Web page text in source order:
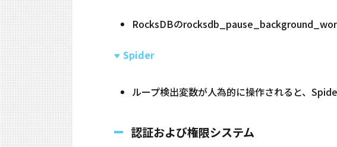
RocksDBの
Spider
ループ検出変数が人為的に操作されると、
認証および権限システム